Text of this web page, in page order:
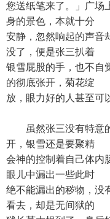
您送纸笔来了。」广场
身的景色，本就十分
安静，忽然响起的声音
没了，便是张三扒着
银雪屁股的手，也不自
的彻底张开，菊花绽
放，眼力好的人甚至可
虽然张三没有特意的
开，银雪还是要聚精
会神的控制着自己体内
眼儿中漏出一些此时
绝不能漏出的秽物，没
看去，却是无间狱的